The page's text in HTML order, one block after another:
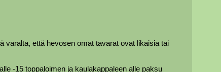
varalta, että hevosen omat tavarat ovat likaisia tai
-15 toppaloimen ja kaulakappaleen alle paksu